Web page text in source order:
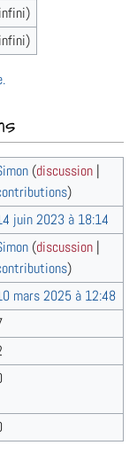
(discussion |
)
juin 2023 à 18:14
(discussion |
)
mars 2025 à 12:48